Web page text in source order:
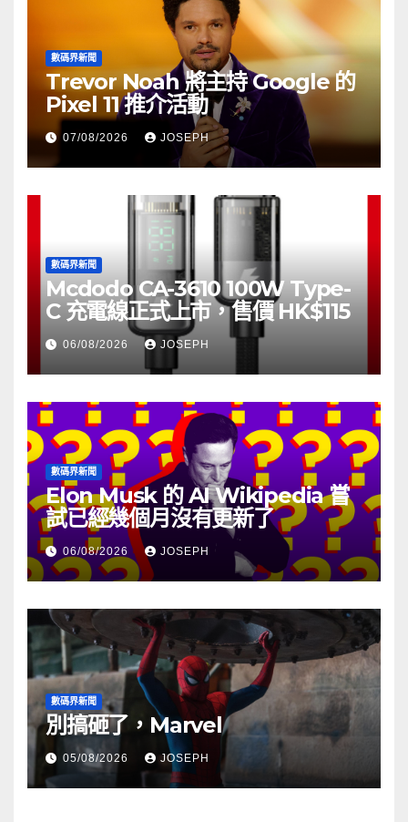
數碼界新聞
Trevor Noah 將主持 Google 的
Pixel 11 推介活動
07/08/2026 JOSEPH
數碼界新聞
Mcdodo CA-3610 100W Type-
C 充電線正式上市，售價 HK$115
06/08/2026 JOSEPH
數碼界新聞
Elon Musk 的 AI Wikipedia 嘗
試已經幾個月沒有更新了
06/08/2026 JOSEPH
數碼界新聞
別搞砸了，Marvel
05/08/2026 JOSEPH